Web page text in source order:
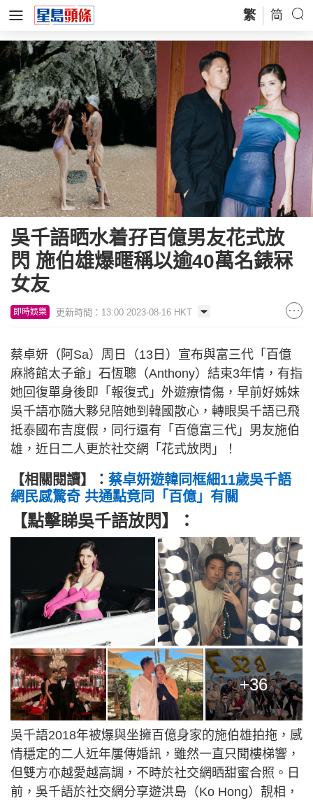
繁 简
吳千語晒水着孖百億男友花式放
閃 施伯雄爆暱稱以逾40萬名錶冧
女友
即時娛樂 更新時間：13:00 2023-08-16 HKT
蔡卓妍（阿Sa）周日（13日）宣布與富三代「百億
麻將館太子爺」石恆聰（Anthony）結束3年情，有指
她回復單身後即「報復式」外遊療情傷，早前好姊妹
吳千語亦隨大夥兒陪她到韓國散心，轉眼吳千語已飛
抵泰國布吉度假，同行還有「百億富三代」男友施伯
雄，近日二人更於社交網「花式放閃」！
【相關閱讀】： 蔡卓妍遊韓同框細11歲吳千語
網民感驚奇 共通點竟同「百億」有關
【點擊睇吳千語放閃】：
+36
吳千語2018年被爆與坐擁百億身家的施伯雄拍拖，感
情穩定的二人近年屢傳婚訊，雖然一直只聞樓梯響，
但雙方亦越愛越高調，不時於社交網晒甜蜜合照。日
前，吳千語於社交網分享遊洪島（Ko Hong）靚相，